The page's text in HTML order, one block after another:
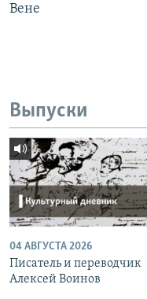
Вене
Выпуски
04 АВГУСТА 2026
Писатель и переводчик
Алексей Воинов